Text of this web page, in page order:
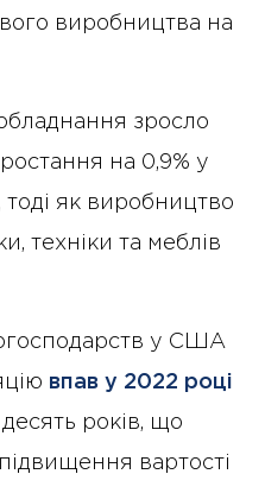
виробництва на
зросло
на 0,9% у
як виробництво
техніки та меблів
у США
впав у 2022 році
років, що
вартості